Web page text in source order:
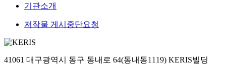
기관소개
저작물 게시중단요청
41061 대구광역시 동구 동내로 64(동내동1119) KERIS빌딩